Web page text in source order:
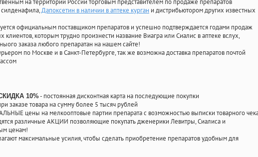
на территории России торговым представителем по продаже препаратов
силденафила,Дапоксетин в наличии в аптеке курган и дистрибьютором других известных
официальным поставщиком препаратов и успешно подтверждается годами продаж
клиентов, которым трудно произнести название Виагра или Сиалис в аптеке вслух,
заказа любого препаратан на нашем сайте!
по Москве и в Санкт-Петербурге, так же возможна доставка препаратов почтой
10%- постоянная дисконтная карта на последующие покупки
заказе товара на сумму более 5 тысяч рублей
цены на мелкооптовые партии препарата с возможностью выписки товарного
различные АКЦИИ позволяющие покупать дженерики Левитры, Сиалиса и
ценам!
максимальные усилия, чтобы сделать приобретение препаратов удобным для